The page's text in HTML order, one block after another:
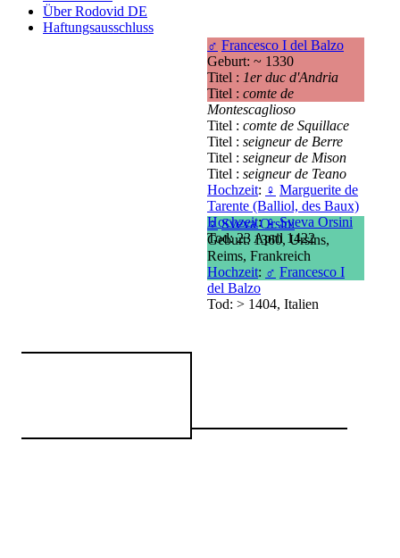
♂ Francesco I del Balzo
Geburt: ~ 1330
Titel : 1er duc d'Andria
Titel : comte de
Montescaglioso
Titel : comte de Squillace
Titel : seigneur de Berre
Titel : seigneur de Mison
Titel : seigneur de Teano
Hochzeit: ♀ Marguerite de
Tarente (Balliol, des Baux)
Hochzeit:♀ Sveva Orsini
Tod: 23 April 1422
♀ Sveva Orsini
Geburt: 1360, Ursins,
Reims, Frankreich
Hochzeit: ♂ Francesco I
del Balzo
Tod: > 1404, Italien
Über Rodovid DE
Haftungsausschluss